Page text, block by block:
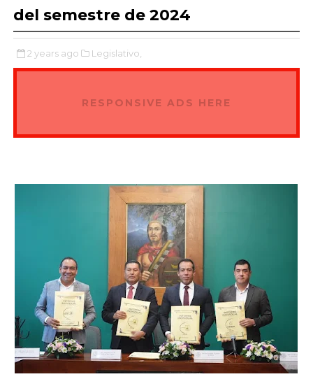
del semestre de 2024
2 years ago Legislativo,
RESPONSIVE ADS HERE